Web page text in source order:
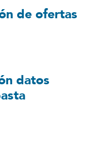
de ofertas
datos